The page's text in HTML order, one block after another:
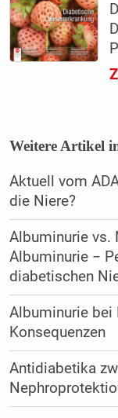
Weitere Artikel
Aktuell vom
die Niere?
Albuminurie vs.
Albuminurie −
diabetischen
Albuminurie bei
Konsequenzen
Antidiabetika